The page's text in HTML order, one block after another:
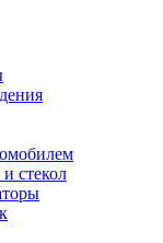
стекол